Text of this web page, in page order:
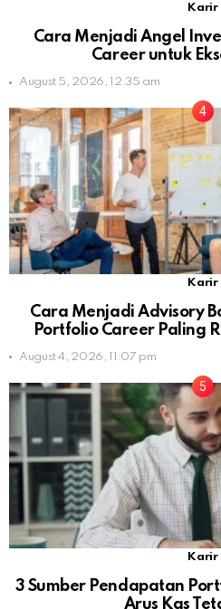
Karir
Cara Menjadi Angel
Career untuk
August 5, 2026, 12:35 am
Karir
Cara Menjadi Advisory
Portfolio Career Paling
August 4, 2026, 11:07 pm
Karir
3 Sumber Pendapatan
Arus Kas